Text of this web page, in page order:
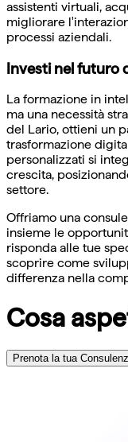
assistenti virtuali,
migliorare
processi aziendali.
Investi nel futuro
La formazione in
ma una necessità
del Lario, ottieni un
trasformazione
personalizzati si
crescita,
settore.
Offriamo una
insieme le
risponda alle tue
scoprire come
differenza nella
Cosa
Prenota la tua